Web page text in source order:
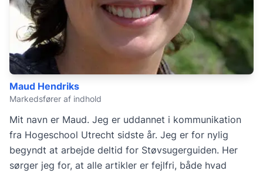
Maud Hendriks
Markedsfører af indhold
Mit navn er Maud. Jeg er uddannet i kommunikation
fra Hogeschool Utrecht sidste år. Jeg er for nylig
begyndt at arbejde deltid for Støvsugerguiden. Her
sørger jeg for, at alle artikler er fejlfri, både hvad